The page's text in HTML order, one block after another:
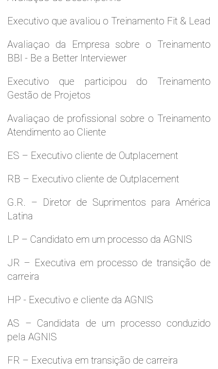
Executivo que avaliou o Treinamento Fit & Lead
Avaliaçao da Empresa sobre o Treinamento
BBI - Be a Better Interviewer
Executivo que participou do Treinamento
Gestão de Projetos
Avaliaçao de profissional sobre o Treinamento
Atendimento ao Cliente
ES – Executivo cliente de Outplacement
RB – Executivo cliente de Outplacement
G.R. – Diretor de Suprimentos para América
Latina
LP – Candidato em um processo da AGNIS
JR – Executiva em processo de transição de
carreira
HP - Executivo e cliente da AGNIS
AS – Candidata de um processo conduzido
pela AGNIS
FR – Executiva em transição de carreira